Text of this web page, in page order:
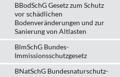
BBodSchG Gesetz zum Schutz
vor schädlichen
Bodenveränderungen und zur
Sanierung von Altlasten
BlmSchG Bundes-
Immissionsschutz­gesetz
BNatSchG Bundesnaturschutz-